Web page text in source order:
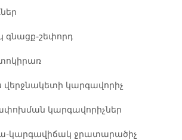
շեփորդ
վերջնակետի կարգավորիչ
կարգավորիչներ
կարգավիճակ ջրատարածիչ